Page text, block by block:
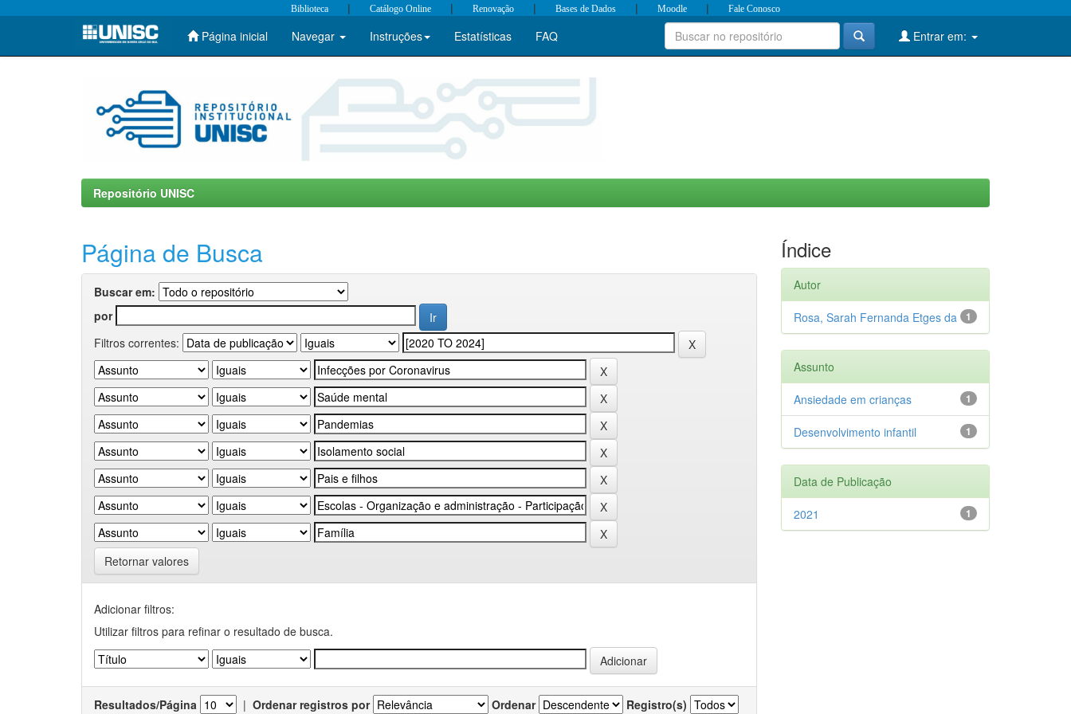
Skip
Biblioteca | Catálogo Online | Renovação | Bases de Dados | Moodle | Fale Conosco
Página inicial Navegar Instruções Estatísticas FAQ Entrar em:
Repositório UNISC
Página de Busca
Buscar em:
por
Filtros correntes:
Retornar valores
Adicionar filtros:
Utilizar filtros para refinar o resultado de busca.
Resultados/Página | Ordenar registros por Ordenar Registro(s)
Índice
Autor
1
Rosa, Sarah Fernanda Etges da
Assunto
1
Ansiedade em crianças
1
Desenvolvimento infantil
Data de Publicação
1
2021